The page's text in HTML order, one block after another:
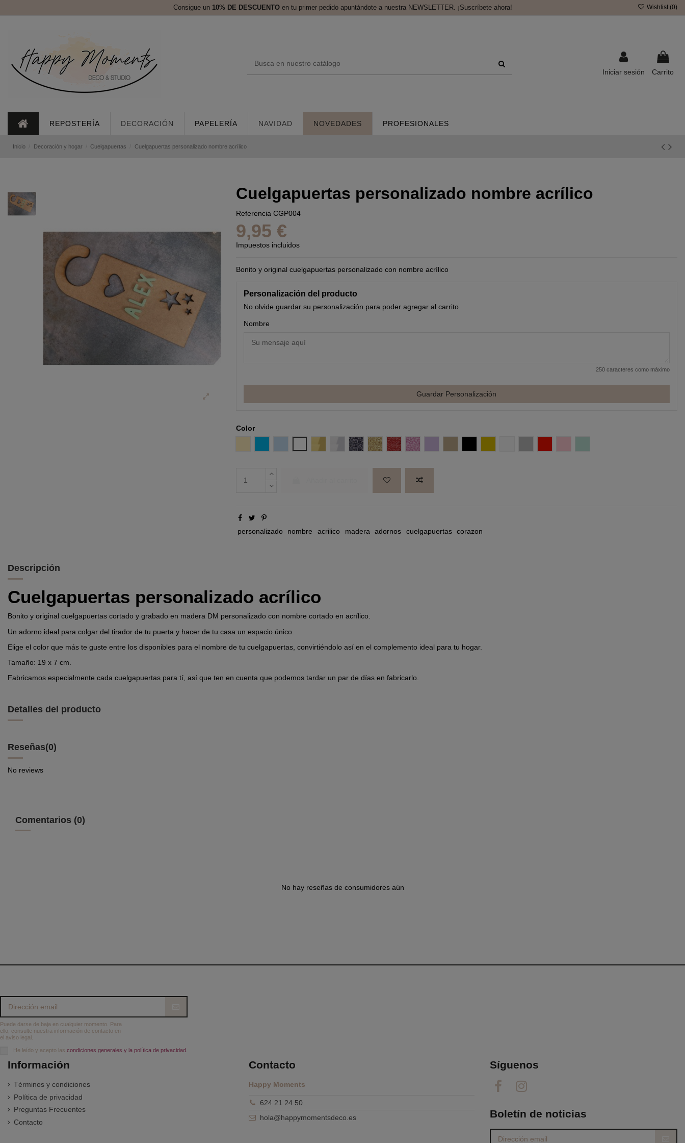
Consigue un 10% DE DESCUENTOen tu primer pedido apuntándote a nuestra NEWSLETTER. ¡Suscríbete ahora! Wishlist (0)
Iniciar sesión Carrito
REPOSTERÍA DECORACIÓN PAPELERÍA NAVIDAD NOVEDADES PROFESIONALES
Inicio Decoración y hogar Cuelgapuertas Cuelgapuertas personalizado nombre acrílico
Cuelgapuertas personalizado nombre acrílico
Referencia CGP004
9,95 €
Impuestos incluidos
Bonito y original cuelgapuertas personalizado con nombre acrílico
Personalización del producto
No olvide guardar su personalización para poder agregar al carrito
Nombre
250 caracteres como máximo
Guardar Personalización
Color
BlancoEfecto espejo Oro
Efecto espejo Plata
Glitter negro
Glitter OroGlitter RojoGlitter Rosa
personalizado nombre acrilico madera adornos cuelgapuertas corazon
Descripción
Cuelgapuertas personalizado acrílico
Bonito y original cuelgapuertas cortado y grabado en madera DM personalizado con nombre cortado en acrílico.
Un adorno ideal para colgar del tirador de tu puerta y hacer de tu casa un espacio único.
Elige el color que más te guste entre los disponibles para el nombre de tu cuelgapuertas, convirtiéndolo así en el complemento ideal para tu hogar.
Tamaño: 19 x 7 cm.
Fabricamos especialmente cada cuelgapuertas para tí, así que ten en cuenta que podemos tardar un par de días en fabricarlo.
Detalles del producto
Reseñas(0)
No reviews
Comentarios (0)
No hay reseñas de consumidores aún
Puede darse de baja en cualquier momento. Para
ello, consulte nuestra información de contacto en
el aviso legal.
He leído y acepto las condiciones generales y la política de privacidad.
Información
Términos y condiciones
Política de privacidad
Preguntas Frecuentes
Contacto
Contacto
Happy Moments
624 21 24 50
hola@happymomentsdeco.es
Síguenos
Boletín de noticias